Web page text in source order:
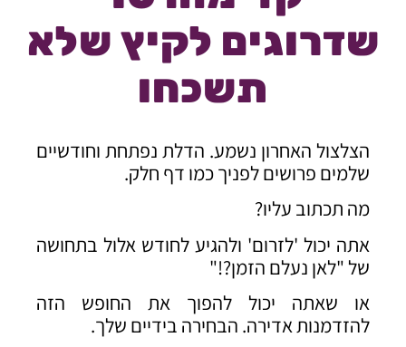
שדרוגים לקיץ שלא
תשכחו
הצלצול האחרון נשמע. הדלת נפתחת וחודשיים
שלמים פרושים לפניך כמו דף חלק.
מה תכתוב עליו?
אתה יכול 'לזרום' ולהגיע לחודש אלול בתחושה
של "לאן נעלם הזמן?!"
או שאתה יכול להפוך את החופש הזה
להזדמנות אדירה. הבחירה בידיים שלך.